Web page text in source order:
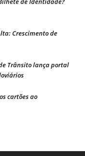
Crescimento de
Trânsito lança portal
cartões ao